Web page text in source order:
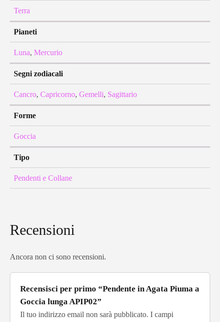
Terra
Pianeti
Luna, Mercurio
Segni zodiacali
Cancro, Capricorno, Gemelli, Sagittario
Forme
Goccia
Tipo
Pendenti e Collane
Recensioni
Ancora non ci sono recensioni.
Recensisci per primo “Pendente in Agata Piuma a
Goccia lunga APIP02”
Il tuo indirizzo email non sarà pubblicato. I campi